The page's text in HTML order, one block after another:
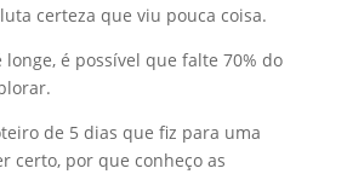
certeza que viu pouca coisa.
é possível que falte 70% do
de 5 dias que fiz para uma
certo, por que conheço as